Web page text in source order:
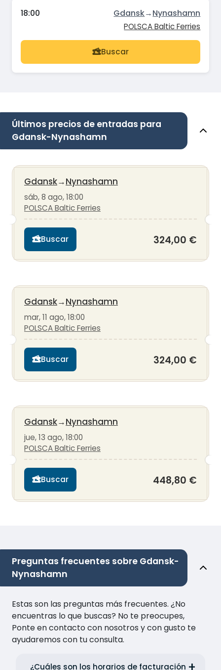
18:00 Gdansk→Nynashamn
POLSCA Baltic Ferries
Buscar
Últimos precios de entradas para
Gdansk-Nynashamn
Gdansk→Nynashamn
sáb, 8 ago, 18:00
POLSCA Baltic Ferries
Buscar 324,00 €
Gdansk→Nynashamn
mar, 11 ago, 18:00
POLSCA Baltic Ferries
Buscar 324,00 €
Gdansk→Nynashamn
jue, 13 ago, 18:00
POLSCA Baltic Ferries
Buscar 448,80 €
Preguntas frecuentes sobre Gdansk-
Nynashamn
Estas son las preguntas más frecuentes. ¿No
encuentras lo que buscas? No te preocupes,
Ponte en contacto con nosotros y con gusto te
ayudaremos con tu consulta.
¿Cuáles son los horarios de facturación